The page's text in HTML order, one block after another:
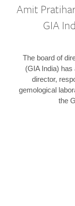
Amit
GIA
The board of
(GIA India)
director,
gemological
the